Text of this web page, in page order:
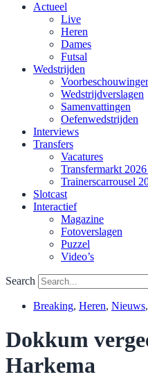
Actueel
Live
Heren
Dames
Futsal
Wedstrijden
Wedstrijdverslagen
Samenvattingen
Oefenwedstrijden
Interviews
Transfers
Vacatures
Transfermarkt
Trainerscarrousel
Slotcast
Interactief
Magazine
Fotoverslagen
Puzzel
Video’s
Search
Breaking, Heren, Nieuws,
Dokkum
Harkema